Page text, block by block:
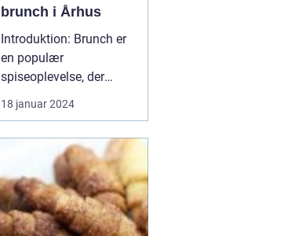
brunch i Århus
Introduktion: Brunch er
en populær
spiseoplevelse, der
kombinerer det bedste
fra morgenmad og
vi udforske Århus'
bedste brunchsteder og
give dig en dybdegående
indsigt i, hvad der gør
dem til favoritter blandt
18 januar 2024